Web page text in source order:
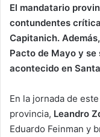
El mandatario
contundentes
Capitanich.
Pacto de Mayo y
acontecido en
En la jornada de
provincia, Leandro
Eduardo Feinman y